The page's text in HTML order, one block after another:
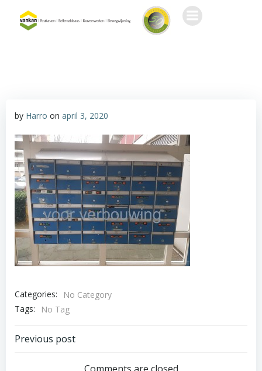
naar
by Harro on april 3, 2020
Categories:
No Category
Tags:
No Tag
Bericht
Previous post